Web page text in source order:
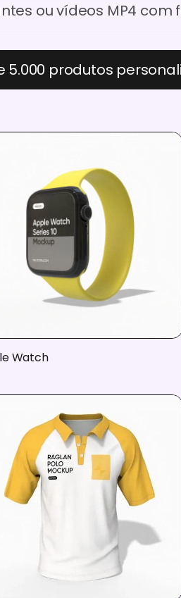
ou vídeos MP4 com
5.000 produtos
Watch